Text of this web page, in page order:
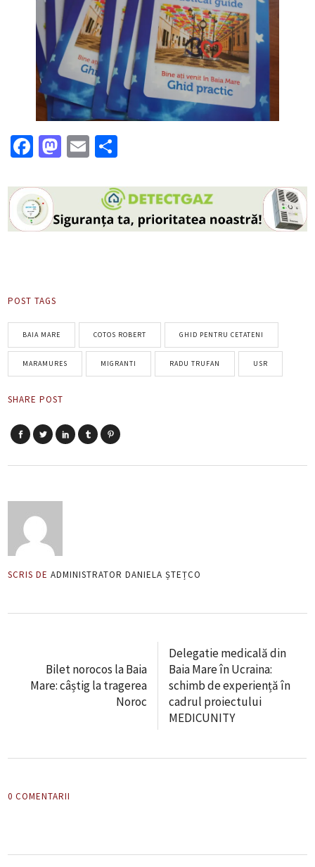
Facebook
Mastodon
Email
POST TAGS
BAIA MARE COTOS ROBERT GHID PENTRU CETATENI
MARAMURES MIGRANTI RADU TRUFAN USR
SHARE POST
SCRIS DE ADMINISTRATOR DANIELA ȘTEȚCO
Bilet norocos la Baia
Mare: câștig la tragerea
Noroc
Delegatie medicală din
Baia Mare în Ucraina:
schimb de experiență în
cadrul proiectului
MEDICUNITY
0 COMENTARII